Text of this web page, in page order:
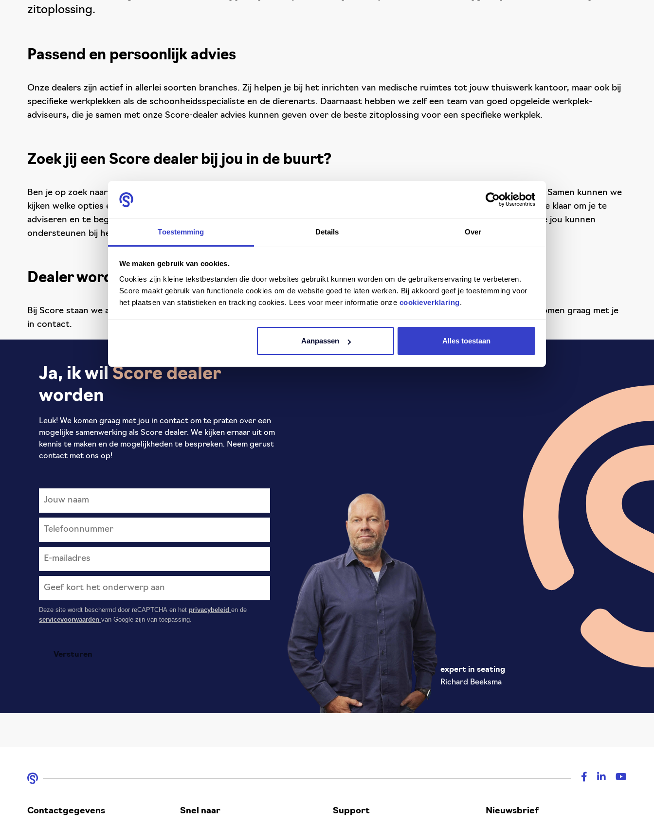
Toestemming Details Over
We maken gebruik van cookies.
Cookies zijn kleine tekstbestanden die door websites gebruikt kunnen worden om de gebruikerservaring te verbeteren.
Score maakt gebruik van functionele cookies om de website goed te laten werken. Bij akkoord geef je toestemming voor
het plaatsen van statistieken en tracking cookies. Lees voor meer informatie onze cookieverklaring.
Aanpassen Alles toestaan
zitoplossing.
Passend en persoonlijk advies
Onze dealers zijn actief in allerlei soorten branches. Zij helpen je bij het inrichten van medische ruimtes tot jouw thuiswerk kantoor, maar ook bij
specifieke werkplekken als de schoonheidsspecialiste en de dierenarts. Daarnaast hebben we zelf een team van goed opgeleide werkplek-
adviseurs, die je samen met onze Score-dealer advies kunnen geven over de beste zitoplossing voor een specifieke werkplek.
Zoek jij een Score dealer bij jou in de buurt?
Ben je op zoek naar een passende Score dealer in jouw regio? Neem gerust contact met ons op en we helpen je graag verder. Samen kunnen we
kijken welke opties er beschikbaar zijn en welke dealer het beste aansluit bij jouw wensen en behoeften. Ons team staat voor je klaar om je te
adviseren en te begeleiden bij het vinden van de juiste zitoplossing. Neem vandaag nog contact met ons op en ontdek hoe we jou kunnen
ondersteunen bij het creëren van een gezonde en ergonomische werkomgeving.
Dealer worden?
Bij Score staan we altijd open voor nieuwe samenwerkingen. Heb jij als dealer interesse om met ons aan de slag te gaan? We komen graag met je
in contact.
Ja, ik wil Score dealer
worden
Leuk! We komen graag met jou in contact om te praten over een
mogelijke samenwerking als Score dealer. We kijken ernaar uit om
kennis te maken en de mogelijkheden te bespreken. Neem gerust
contact met ons op!
Deze site wordt beschermd door reCAPTCHA en het privacybeleid en de
servicevoorwaarden van Google zijn van toepassing.
expert in seating
Richard Beeksma
Contactgegevens Snel naar Support Nieuwsbrief